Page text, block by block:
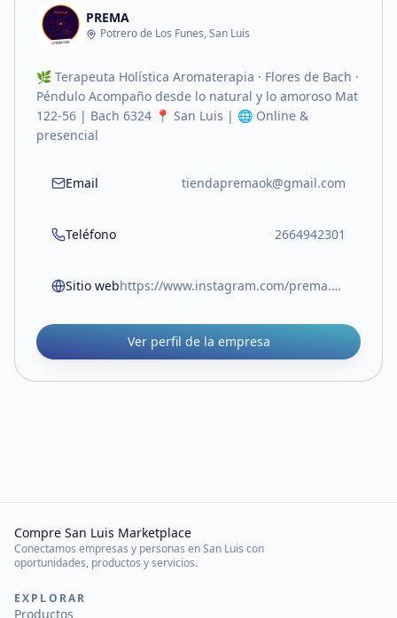
PREMA
Potrero de Los Funes, San Luis
🌿 Terapeuta Holística Aromaterapia · Flores de Bach ·
Péndulo Acompaño desde lo natural y lo amoroso Mat
122-56 | Bach 6324 📍 San Luis | 🌐 Online &
presencial
Email tiendapremaok@gmail.com
Teléfono 2664942301
Sitio web https://www.instagram.com/prema.puro/
Ver perfil de la empresa
Compre San Luis Marketplace
Conectamos empresas y personas en San Luis con
oportunidades, productos y servicios.
EXPLORAR
Productos